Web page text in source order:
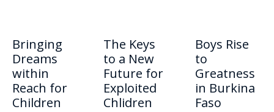
Bringing
Dreams
within
Reach for
Children
The Keys
to a New
Future for
Exploited
Chlidren
Boys Rise
to
Greatness
in Burkina
Faso